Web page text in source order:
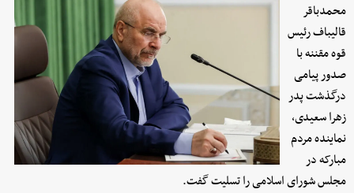
محمدباقر
قالیباف رئیس
قوه مقننه با
صدور پیامی
درگذشت پدر
زهرا سعیدی،
نماینده مردم
مبارکه در
مجلس شورای اسلامی را تسلیت گفت.